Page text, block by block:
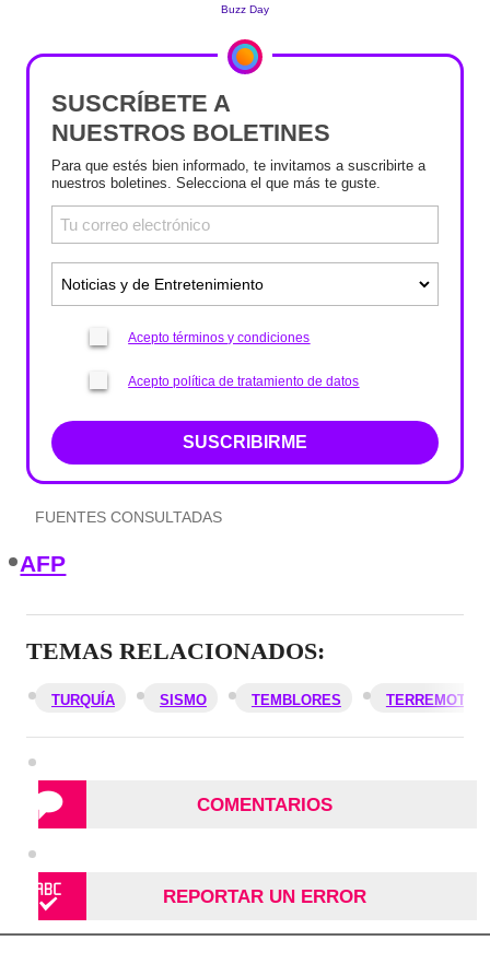
SUSCRÍBETE A
NUESTROS BOLETINES
Para que estés bien informado, te invitamos a suscribirte a
nuestros boletines. Selecciona el que más te guste.
Acepto términos y condiciones
Acepto política de tratamiento de datos
SUSCRIBIRME
FUENTES CONSULTADAS
AFP
TEMAS RELACIONADOS:
TURQUÍA SISMO TEMBLORES TERREMOTO
COMENTARIOS
REPORTAR UN ERROR